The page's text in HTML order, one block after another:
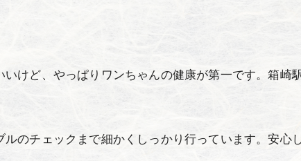
けど、やっぱりワンちゃんの健康が第一です。箱崎
のチェックまで細かくしっかり行っています。安心